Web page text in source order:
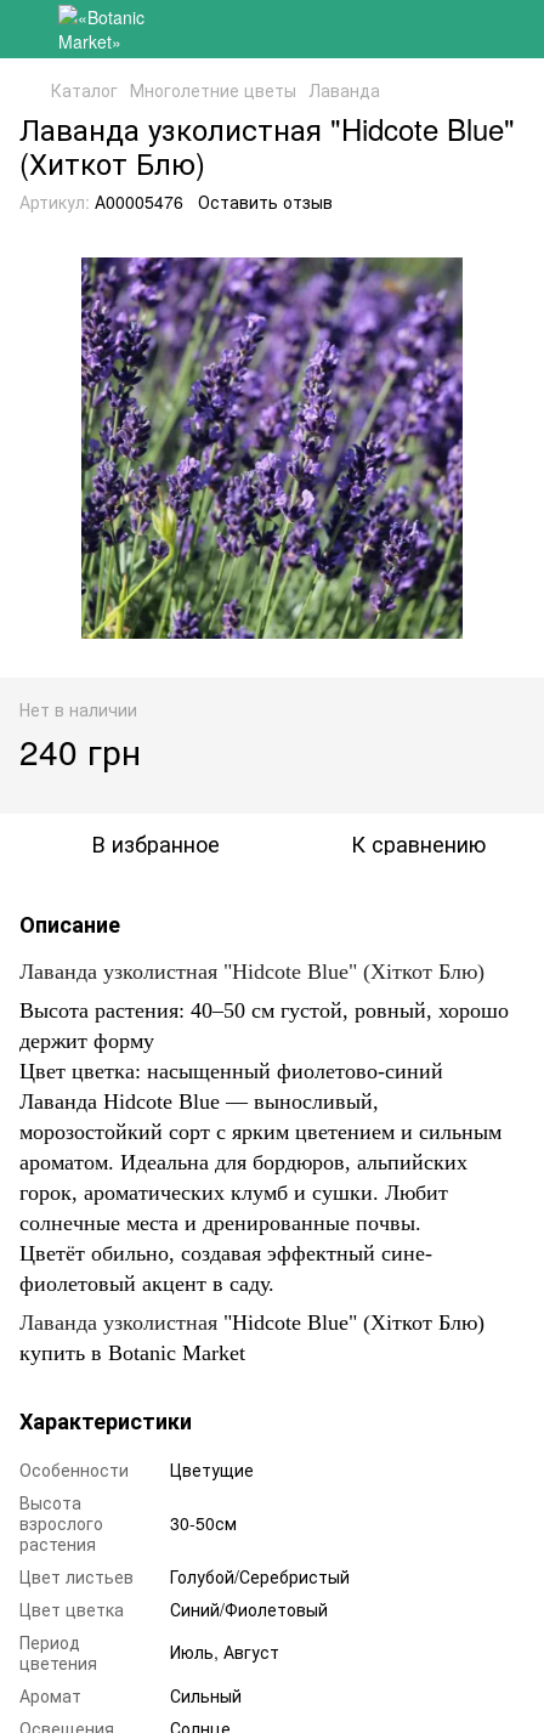
Каталог Многолетние цветы Лаванда
Лаванда узколистная "Hidcote Blue"
(Хиткот Блю)
Артикул: А00005476 Оставить отзыв
Нет в наличии
240 грн
В избранное К сравнению
Описание
Лаванда узколистная "Hidcote Blue" (Хіткот Блю)
Высота растения: 40–50 см густой, ровный, хорошо
держит форму
Цвет цветка: насыщенный фиолетово-синий
Лаванда Hidcote Blue — выносливый,
морозостойкий сорт с ярким цветением и сильным
ароматом. Идеальна для бордюров, альпийских
горок, ароматических клумб и сушки. Любит
солнечные места и дренированные почвы.
Цветёт обильно, создавая эффектный сине-
фиолетовый акцент в саду.
Лаванда узколистная "Hidcote Blue" (Хіткот Блю)
купить в Botanic Market
Характеристики
Особенности
Цветущие
Высота
взрослого
растения
30-50см
Цвет листьев
Голубой/Серебристый
Цвет цветка
Синий/Фиолетовый
Период
цветения
Июль, Август
Аромат
Сильный
Освещения
Солнце